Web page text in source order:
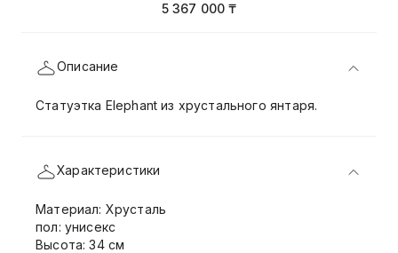
5 367 000 ₸
Описание
Статуэтка Elephant из хрустального янтаря.
Характеристики
Материал: Хрусталь
пол: унисекс
Высота: 34 см